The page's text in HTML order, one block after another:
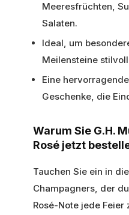
Meeresfrüchten,
Salaten.
Ideal, um
Meilensteine
Eine
Geschenke, die
Warum Sie G.H.
Rosé jetzt
Tauchen Sie ein in
Champagners, der
Rosé-Note jede Feier